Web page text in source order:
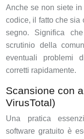
Anche se non siete in
codice, il fatto che sia
segno. Significa
scrutinio della
eventuali problemi
corretti rapidamente.
Scansione con
VirusTotal)
Una pratica
software gratuito è